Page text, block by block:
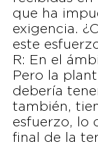
que ha
exigencia.
este
R: En el
Pero la
debería
también,
esfuerzo, lo
final de la